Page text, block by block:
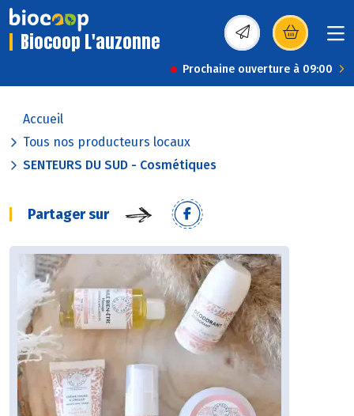
Biocoop L'auzonne (s’ouvre dans une
Prochaine ouverture à 09:00
Accueil
Tous nos producteurs locaux
SENTEURS DU SUD - Cosmétiques
Partager sur